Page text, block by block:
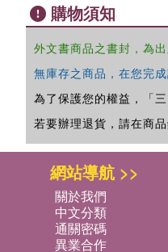
購物須知
外文書商品之書封，為
無庫存之商品，在您完
為了保護您的權益，「三
若要辦理退貨，請在商
網站導航 >>
關於我們
中文分類
通關密碼
異業合作